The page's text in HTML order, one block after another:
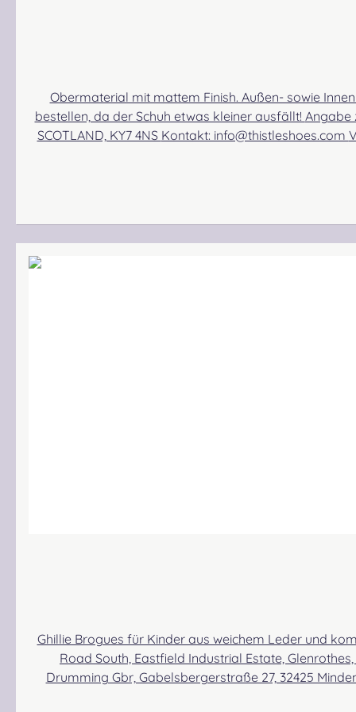
Obermaterial mit mattem Finish. Außen- sowie
bestellen, da der Schuh etwas kleiner ausfällt! Angabe zur Produktsicherheit Hersteller: Thistle Shoes , Unit 3 Newark Road South, Eastfield Industrial Estate, Glenrothes, Fife,
SCOTLAND, KY7 4NS Kontakt: info@thistleshoes.com Verantwortliche Person: Nieswiec & Zeh Easy Piping & Drumming Gbr, Gabelsbergerstraße 27, 32425 Minden Kontakt:
Ghillie Brogues für Kinder aus weichem Leder und komfortabler Polsterung an Knöcheln
Road South, Eastfield Industrial Estate, Glenrothes, Fife, SCOTLAND, KY7 4NS Kontakt:
Drumming Gbr, Gabelsbergerstraße 27, 32425 Minden Kontakt: kontakt@easypipinganddrumming.com Sicherheitshinweise: Strangulationsgefahr bei